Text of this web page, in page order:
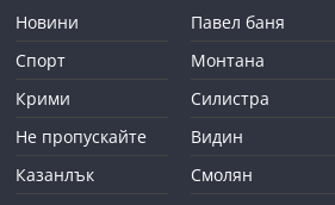
Новини
Спорт
Крими
Не пропускайте
Казанлък
Павел баня
Монтана
Силистра
Видин
Смолян